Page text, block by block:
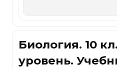
Биология. 10
уровень.